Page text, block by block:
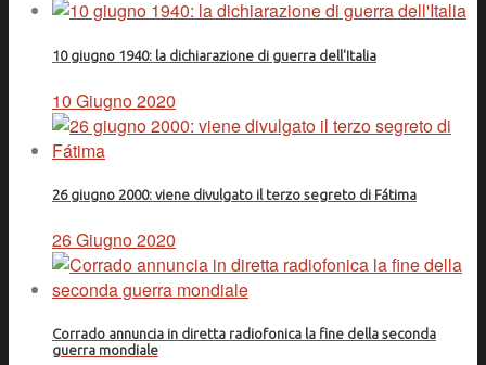
10 giugno 1940: la dichiarazione di guerra dell'Italia
10 Giugno 2020
26 giugno 2000: viene divulgato il terzo segreto di Fátima
26 Giugno 2020
Corrado annuncia in diretta radiofonica la fine della seconda
guerra mondiale